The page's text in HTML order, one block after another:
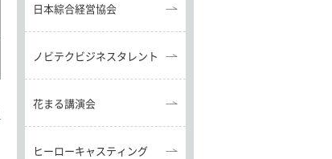
日本綜合経営協会
ノビテクビジネスタレント
花まる講演会
ヒーローキャスティング